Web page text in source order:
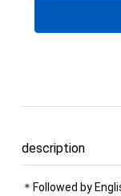
description
＊Followed by